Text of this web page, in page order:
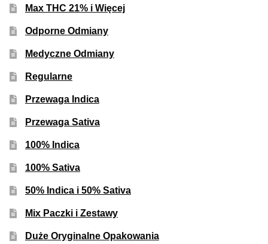
Blog
GRATIS
PROMOCJA 500 Plus
Harmonogram Outdoor
Odbiór Osobisty
Max THC 21% i Więcej
Odporne Odmiany
Medyczne Odmiany
Regularne
Przewaga Indica
Przewaga Sativa
100% Indica
100% Sativa
50% Indica i 50% Sativa
Mix Paczki i Zestawy
Duże Oryginalne Opakowania